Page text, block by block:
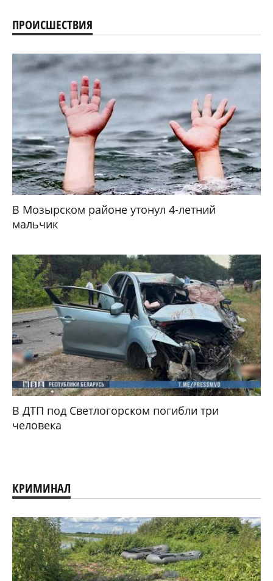
ПРОИСШЕСТВИЯ
В Мозырском районе утонул 4-летний
мальчик
В ДТП под Светлогорском погибли три
человека
КРИМИНАЛ